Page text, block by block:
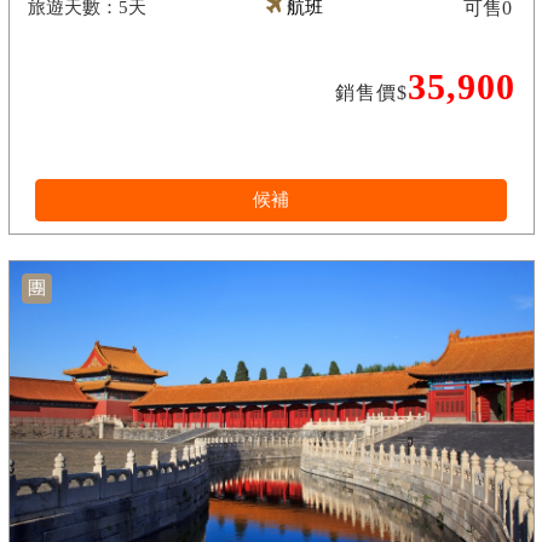
5天 航班
銷售價$35,900
可售0
候補
團